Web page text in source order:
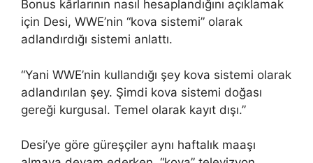
Bonus kârlarının nasıl hesaplandığını açıklamak
için Desi, WWE’nin “kova sistemi” olarak
adlandırdığı sistemi anlattı.
“Yani WWE’nin kullandığı şey kova sistemi olarak
adlandırılan şey. Şimdi kova sistemi doğası
gereği kurgusal. Temel olarak kayıt dışı.”
Desi’ye göre güreşçiler aynı haftalık maaşı